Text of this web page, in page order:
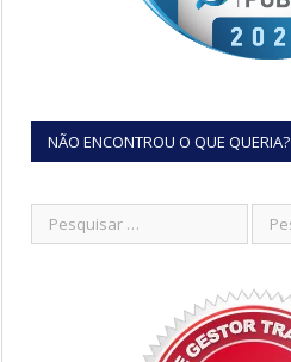
NÃO ENCONTROU O QUE QUERIA?